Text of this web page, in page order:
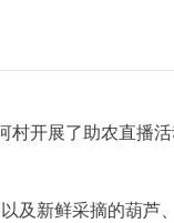
村开展了助农直播
及新鲜采摘的葫芦